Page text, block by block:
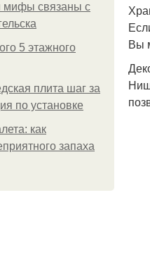
мифы связаны с
5 этажного
плита шаг за
по установке
как
запаха
Вы